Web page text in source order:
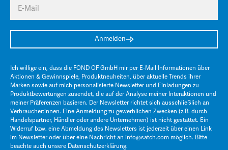
E-Mail
Anmelden
Ich willige ein, dass die FOND OF GmbH mir per E-Mail Informationen über
Aktionen & Gewinnspiele, Produktneuheiten, über aktuelle Trends ihrer
Marken sowie auf mich personalisierte Newsletter und Einladungen zu
Produktbewertungen zusendet, die auf der Analyse meiner Interaktionen und
meiner Präferenzen basieren. Der Newsletter richtet sich ausschließlich an
Verbraucher:innen. Eine Anmeldung zu gewerblichen Zwecken (z.B. durch
Handelspartner, Händler oder andere Unternehmen) ist nicht gestattet. Ein
Widerruf bzw. eine Abmeldung des Newsletters ist jederzeit über einen Link
im Newsletter oder über eine Nachricht an info@satch.com möglich. Bitte
beachte auch unsere Datenschutzerklärung.